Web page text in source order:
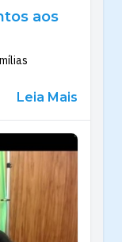
aos
Leia Mais